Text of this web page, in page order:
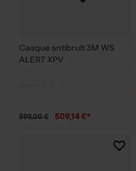
Casque antibruit 3M WS
ALERT XPV
599,00 € 509,14 €*